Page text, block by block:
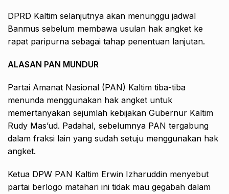
DPRD Kaltim selanjutnya akan menunggu jadwal
Banmus sebelum membawa usulan hak angket ke
rapat paripurna sebagai tahap penentuan lanjutan.
ALASAN PAN MUNDUR
Partai Amanat Nasional (PAN) Kaltim tiba-tiba
menunda menggunakan hak angket untuk
memertanyakan sejumlah kebijakan Gubernur Kaltim
Rudy Mas’ud. Padahal, sebelumnya PAN tergabung
dalam fraksi lain yang sudah setuju menggunakan hak
angket.
Ketua DPW PAN Kaltim Erwin Izharuddin menyebut
partai berlogo matahari ini tidak mau gegabah dalam